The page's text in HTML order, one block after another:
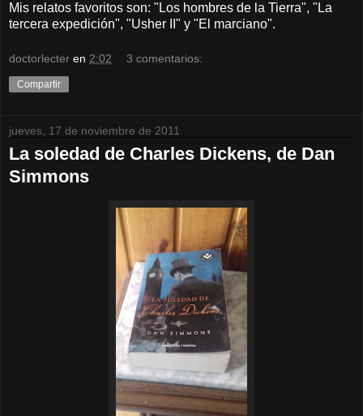
Mis relatos favoritos son: "Los hombres de la Tierra", "La
tercera expedición", "Usher II" y "El marciano".
doctorlecter en 2:02 3 comentarios:
Compartir
jueves, 17 de noviembre de 2011
La soledad de Charles Dickens, de Dan
Simmons